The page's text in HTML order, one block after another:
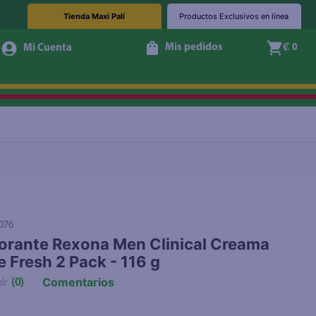
Tienda Maxi Palí Productos Exclusivos en línea
Mis pedidos ₡ 0
Rexona Men Clinical Creama
Fresh 2 Pack - 116 g
☆ (0) Comentarios